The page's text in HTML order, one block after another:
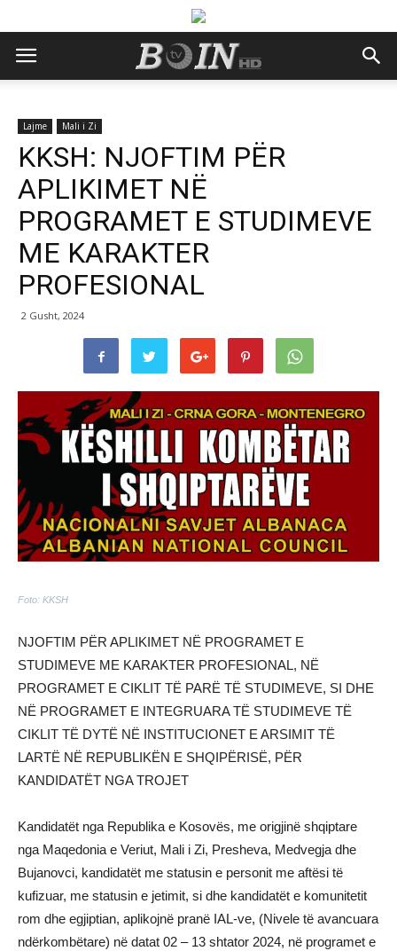
Lajme Mali i Zi
KKSH: NJOFTIM PËR
APLIKIMET NË
PROGRAMET E STUDIMEVE
ME KARAKTER
PROFESIONAL
2 Gusht, 2024
Foto: KKSH
NJOFTIM PËR APLIKIMET NË PROGRAMET E
STUDIMEVE ME KARAKTER PROFESIONAL, NË
PROGRAMET E CIKLIT TË PARË TË STUDIMEVE, SI DHE
NË PROGRAMET E INTEGRUARA TË STUDIMEVE TË
CIKLIT TË DYTË NË INSTITUCIONET E ARSIMIT TË
LARTË NË REPUBLIKËN E SHQIPËRISË, PËR
KANDIDATËT NGA TROJET
Kandidatët nga Republika e Kosovës, me origjinë shqiptare
nga Maqedonia e Veriut, Mali i Zi, Presheva, Medvegja dhe
Bujanovci, kandidatët me statusin e personit me aftësi të
kufizuar, me statusin e jetimit, si dhe kandidatët e komunitetit
rom dhe egjiptian, aplikojnë pranë IAL-ve, (Nivele të avancuara
ndërkombëtare) në datat 02 – 13 shtator 2024, në programet e